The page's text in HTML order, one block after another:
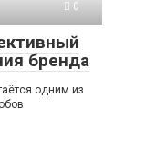
0
бренда
одним из